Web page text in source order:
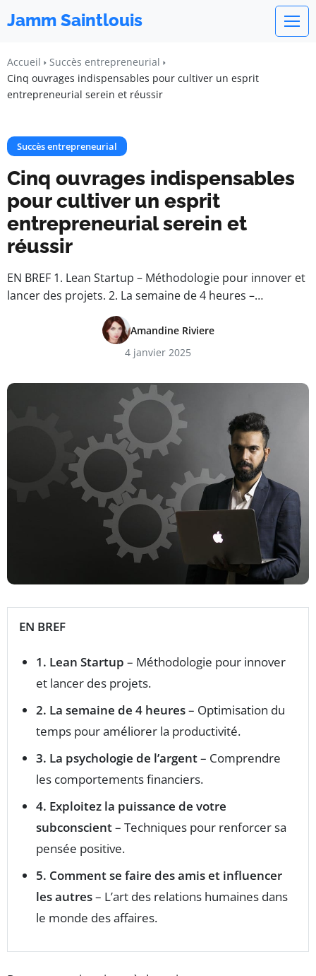
Jamm Saintlouis
Accueil
Succès entrepreneurial
Cinq ouvrages indispensables pour cultiver un esprit
entrepreneurial serein et réussir
Succès entrepreneurial
Cinq ouvrages indispensables
pour cultiver un esprit
entrepreneurial serein et
réussir
EN BREF 1. Lean Startup – Méthodologie pour innover et
lancer des projets. 2. La semaine de 4 heures –…
Amandine Riviere
4 janvier 2025
EN BREF
1. Lean Startup – Méthodologie pour innover
et lancer des projets.
2. La semaine de 4 heures– Optimisation du
temps pour améliorer la productivité.
3. La psychologie de l’argent– Comprendre
les comportements financiers.
4. Exploitez la puissance de votre
subconscient– Techniques pour renforcer sa
pensée positive.
5. Comment se faire des amis et influencer
les autres– L’art des relations humaines dans
le monde des affaires.